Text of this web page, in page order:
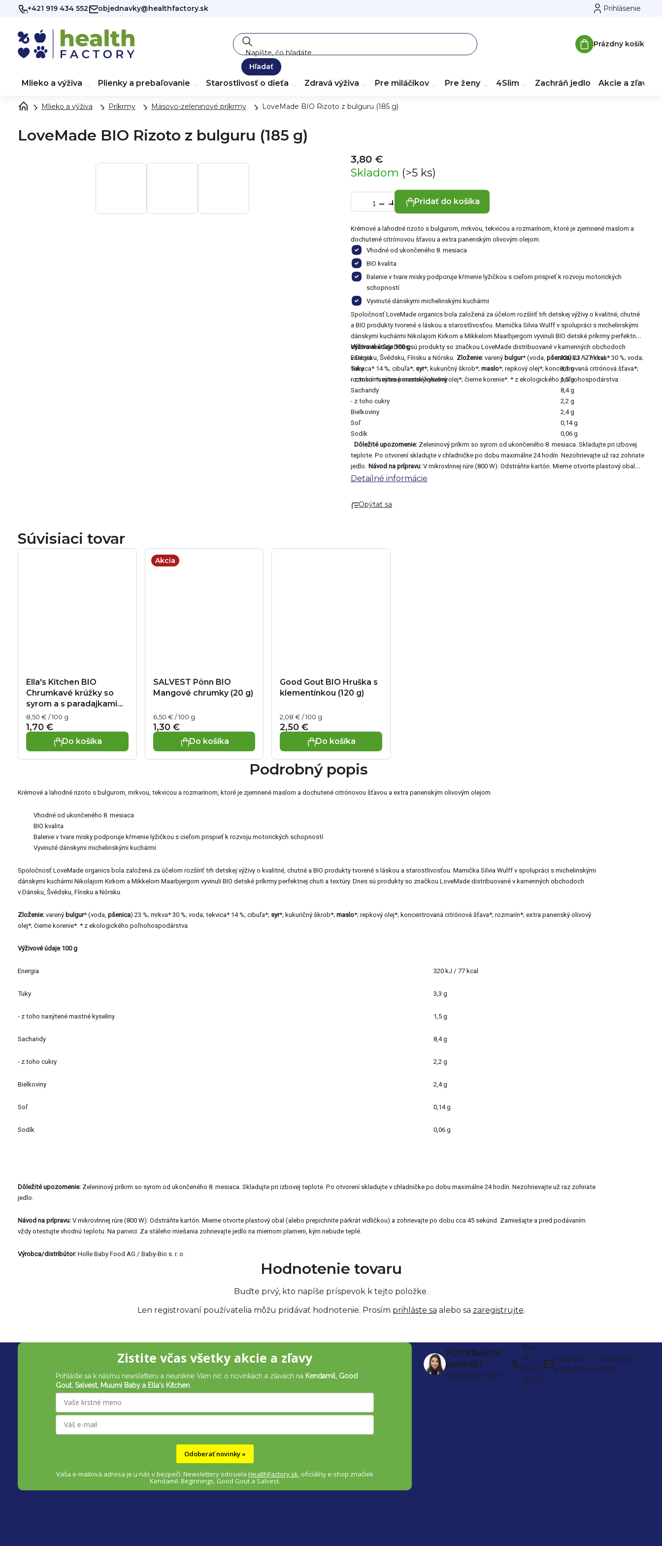
Prejsť +421 919 434 552 objednavky@healthfactory.sk Prihlásenie
Hľadať
Nákupný
Prázdny košík
Mlieko a výživa Plienky a prebaľovanie Starostlivosť o dieťa Zdravá výživa Pre miláčikov Pre ženy 4Slim Zachráň jedlo Akcie a zľavy
Mlieko a výživa Príkrmy Mäsovo-zeleninové príkrmy LoveMade BIO Rizoto z bulguru (185 g)
LoveMade BIO Rizoto z bulguru (185 g)
3,80 €
Skladom (>5 ks)
Pridať do košíka
Krémové a lahodné rizoto s bulgurom, mrkvou, tekvicou a rozmarínom, ktoré je zjemnené maslom a
dochutené citrónovou šťavou a extra panenským olivovým olejom.
Vhodné od ukončeného 8. mesiaca
BIO kvalita
Balenie v tvare misky podporuje kŕmenie lyžičkou s cieľom prispieť k rozvoju motorických
schopností
Vyvinuté dánskymi michelinskými kuchármi
Spoločnosť LoveMade organics bola založená za účelom rozšíriť trh detskej výživy o kvalitné, chutné
a BIO produkty tvorené s láskou a starostlivosťou. Mamička Silvia Wulff v spolupráci s michelinskými
dánskymi kuchármi Nikolajom Kirkom a Mikkelom Maarbjergom vyvinuli BIO detské príkrmy perfektnej
chuti a textúry. Dnes sú produkty so značkou LoveMade distribuované v kamenných obchodoch
v Dánsku, Švédsku, Fínsku a Nórsku. Zloženie: varený bulgur* (voda, pšenica) 23 %; mrkva* 30 %; voda;
tekvica* 14 %; cibuľa*; syr*; kukuričný škrob*; maslo*; repkový olej*; koncentrovaná citrónová šťava*;
rozmarín*; extra panenský olivový olej*; čierne korenie*. * z ekologického poľnohospodárstva.
Výživové údaje 100 g
Energia
320 kJ / 77 kcal
Tuky
3,3 g
- z toho nasýtené mastné kyseliny
1,5 g
Sacharidy
8,4 g
- z toho cukry
2,2 g
Bielkoviny
2,4 g
Soľ
0,14 g
Sodík
0,06 g
Dôležité upozornenie: Zeleninový príkrm so syrom od ukončeného 8. mesiaca. Skladujte pri izbovej
teplote. Po otvorení skladujte v chladničke po dobu maximálne 24 hodín. Nezohrievajte už raz zohriate
jedlo. Návod na prípravu: V mikrovlnnej rúre (800 W): Odstráňte kartón. Mierne otvorte plastový obal
(alebo prepichnite párkrát vidličkou) a zohrievajte po dobu cca 45 sekúnd. Zamiešajte a pred
Detailné informácie
Opýtať sa
Súvisiaci tovar
Ella's Kitchen BIO
Chrumkavé krúžky so
syrom a s paradajkami
(20 g)
1,70 €
Jednotková
cena:
8,50 € / 100 g
Do košíka
Akcia
SALVEST Põnn BIO
Mangové chrumky (20 g)
1,30 €
Jednotková
cena:
6,50 € / 100 g
Do košíka
Good Gout BIO Hruška s
klementínkou (120 g)
2,50 €
Jednotková
cena:
2,08 € / 100 g
Do košíka
Podrobný popis
Krémové a lahodné rizoto s bulgurom, mrkvou, tekvicou a rozmarínom, ktoré je zjemnené maslom a dochutené citrónovou šťavou a extra panenským olivovým olejom.
Vhodné od ukončeného 8. mesiaca
BIO kvalita
Balenie v tvare misky podporuje kŕmenie lyžičkou s cieľom prispieť k rozvoju motorických schopností
Vyvinuté dánskymi michelinskými kuchármi
Spoločnosť LoveMade organics bola založená za účelom rozšíriť trh detskej výživy o kvalitné, chutné a BIO produkty tvorené s láskou a starostlivosťou. Mamička Silvia Wulff v spolupráci s michelinskými
dánskymi kuchármi Nikolajom Kirkom a Mikkelom Maarbjergom vyvinuli BIO detské príkrmy perfektnej chuti a textúry. Dnes sú produkty so značkou LoveMade distribuované v kamenných obchodoch
v Dánsku, Švédsku, Fínsku a Nórsku.
Zloženie: varený bulgur* (voda, pšenica) 23 %; mrkva* 30 %; voda; tekvica* 14 %; cibuľa*; syr*; kukuričný škrob*; maslo*; repkový olej*; koncentrovaná citrónová šťava*; rozmarín*; extra panenský olivový
olej*; čierne korenie*. * z ekologického poľnohospodárstva.
Výživové údaje 100 g
Energia 320 kJ / 77 kcal
Tuky 3,3 g
- z toho nasýtené mastné kyseliny 1,5 g
Sacharidy 8,4 g
- z toho cukry 2,2 g
Bielkoviny 2,4 g
Soľ 0,14 g
Sodík 0,06 g
Dôležité upozornenie: Zeleninový príkrm so syrom od ukončeného 8. mesiaca. Skladujte pri izbovej teplote. Po otvorení skladujte v chladničke po dobu maximálne 24 hodín. Nezohrievajte už raz zohriate
jedlo.
Návod na prípravu: V mikrovlnnej rúre (800 W): Odstráňte kartón. Mierne otvorte plastový obal (alebo prepichnite párkrát vidličkou) a zohrievajte po dobu cca 45 sekúnd. Zamiešajte a pred podávaním
vždy otestujte vhodnú teplotu. Na panvici: Za stáleho miešania zohrievajte jedlo na miernom plameni, kým nebude teplé.
Výrobca/distribútor: Holle Baby Food AG / Baby-Bio s. r. o.
Hodnotenie tovaru
Buďte prvý, kto napíše príspevok k tejto položke.
Len registrovaní používatelia môžu pridávať hodnotenie. Prosím prihláste sa alebo sa zaregistrujte.
Zistite včas všetky akcie a zľavy
Prihláste sa k nášmu newsletteru a neunikne Vám nič o novinkách a zľavách na Kendamil, Good
Gout, Salvest, Muumi Baby a Ella's Kitchen
Odoberať novinky »
Vaša e-mailová adresa je u nás v bezpečí. Newslettery odosiela HealthFactory.sk, oficiálny e-shop značiek
Kendamil. Beginnings, Good Gout a Salvest.
Potrebujete
poradiť?
Ozvite sa nám
Po-
Pi
9:00-
16:00
napíšte
kedykoľvek
Sledujte
nás: